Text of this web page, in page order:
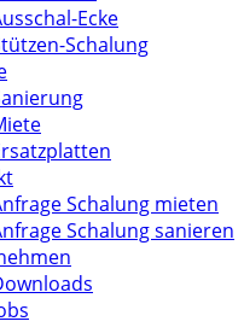
Ecke
Schalung
Schalung mieten
Schalung sanieren